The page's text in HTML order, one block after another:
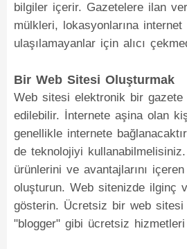
bilgiler içerir. Gazetelere ilan
mülkleri, lokasyonlarına internet
ulaşılamayanlar için alıcı
Bir Web Sitesi Oluşturmak
Web sitesi elektronik bir gazete
edilebilir. İnternete aşina olan
genellikle internete
de teknolojiyi
ürünlerini ve avantajlarını
oluşturun. Web sitenizde ilginç
gösterin. Ücretsiz bir web
"blogger" gibi ücretsiz